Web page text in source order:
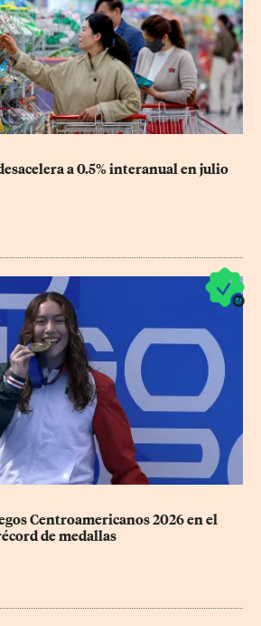
a 0.5% interanual en julio
Centroamericanos 2026 en el
de medallas